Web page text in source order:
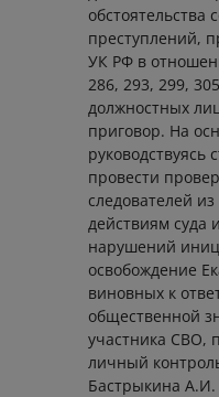
обстоятельства
преступлений,
УК РФ в
286, 293, 299,
должностных
приговор. На
провести
следователей
действиям суда
нарушений
освобождение
виновных к
общественной
участника СВО,
личный
Бастрыкина А.И.